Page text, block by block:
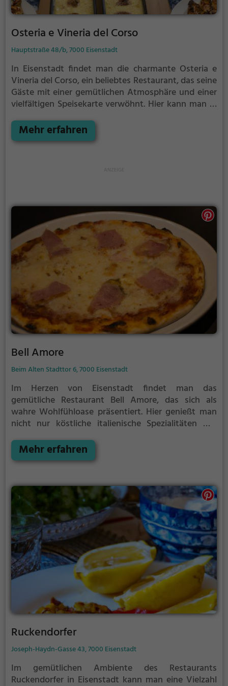
Osteria e Vineria del Corso
Hauptstraße 48/b, 7000 Eisenstadt
In Eisenstadt findet man die charmante Osteria e
Vineria del Corso, ein beliebtes Restaurant, das seine
Gäste mit einer gemütlichen Atmosphäre und einer
vielfältigen Speisekarte verwöhnt. Hier kann man in
genießen und aus einer erlesenen Auswahl an
Weinen und Getränken wählen. Das Restaurant
der Osteria e Vineria del Corso wird man sicherlich
fündig. Die traditionelle, italienische Küche und das
herzliche Personal machen den Besuch zu einem
kulinarischen Erlebnis, das man so schnell nicht
vergessen wird.
Mehr erfahren
Bell Amore
Beim Alten Stadttor 6, 7000 Eisenstadt
Im Herzen von Eisenstadt findet man das
gemütliche Restaurant Bell Amore, das sich als
wahre Wohlfühloase präsentiert. Hier genießt man
nicht nur köstliche italienische Spezialitäten wie
Antipasti, sondern startet auch perfekt in den Tag
mit einem reichhaltigen Frühstücksangebot. Die
zum Verweilen ein. Ob alleine, zu zweit oder in
großer Runde, hier fühlt man sich stets willkommen.
Das vielfältige Angebot an Getränken und Speisen
lässt keine Wünsche offen und sorgt für eine
kulinarische Reise durch Italien. Bell Amore
begeistert nicht nur mit seinem authentischen
Geschmack, sondern auch mit seinem charmanten
Service und seiner herzlichen Gastfreundschaft. Ein
Besuch, der alle Sinne verzaubert.
Mehr erfahren
Ruckendorfer
Joseph-Haydn-Gasse 43, 7000 Eisenstadt
Im gemütlichen Ambiente des Restaurants
Ruckendorfer in Eisenstadt kann man eine Vielzahl